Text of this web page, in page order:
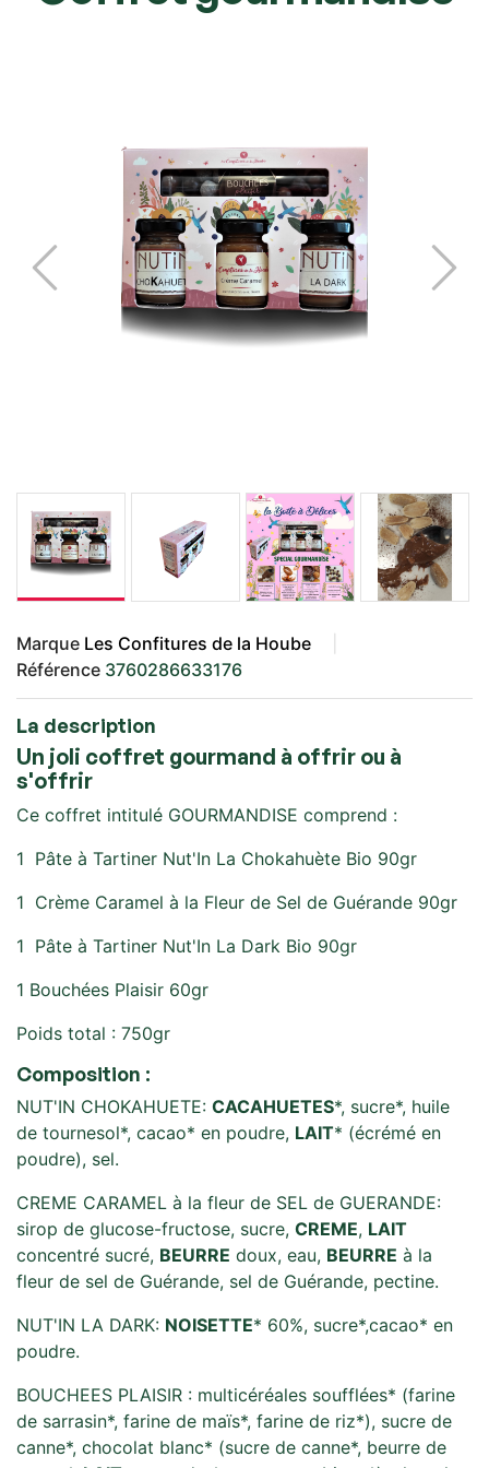
Marque Les Confitures de la Hoube
Référence 3760286633176
La description
Un joli coffret gourmand à offrir ou à
s'offrir
Ce coffret intitulé GOURMANDISE comprend :
1 Pâte à Tartiner Nut'In La Chokahuète Bio 90gr
1 Crème Caramel à la Fleur de Sel de Guérande 90gr
1 Pâte à Tartiner Nut'In La Dark Bio 90gr
1 Bouchées Plaisir 60gr
Poids total : 750gr
Composition :
NUT'IN CHOKAHUETE: CACAHUETES*, sucre*, huile
de tournesol*, cacao* en poudre, LAIT* (écrémé en
poudre), sel.
CREME CARAMEL à la fleur de SEL de GUERANDE:
sirop de glucose-fructose, sucre, CREME, LAIT
concentré sucré, BEURRE doux, eau, BEURRE à la
fleur de sel de Guérande, sel de Guérande, pectine.
NUT'IN LA DARK: NOISETTE* 60%, sucre*,cacao* en
poudre.
BOUCHEES PLAISIR : multicéréales soufflées* (farine
de sarrasin*, farine de maïs*, farine de riz*), sucre de
canne*, chocolat blanc* (sucre de canne*, beurre de